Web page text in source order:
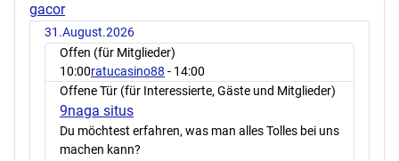
gacor
31.August.2026
Offen (für Mitglieder)
10:00ratucasino88 - 14:00
Offene Tür (für Interessierte, Gäste und Mitglieder)
9naga situs
Du möchtest erfahren, was man alles Tolles bei uns
machen kann?